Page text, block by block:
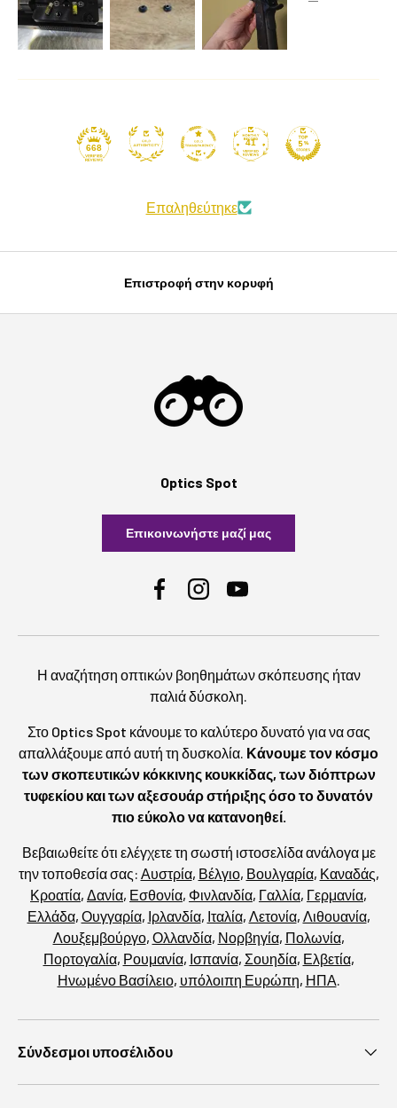
668
41
Επαληθεύτηκε
Επιστροφή στην κορυφή
Optics Spot
Επικοινωνήστε μαζί μας
FacebookInstagramYouTube
Η αναζήτηση οπτικών βοηθημάτων σκόπευσης ήταν
παλιά δύσκολη.
Στο Optics Spot κάνουμε το καλύτερο δυνατό για να σας
απαλλάξουμε από αυτή τη δυσκολία. Κάνουμε τον κόσμο
των σκοπευτικών κόκκινης κουκκίδας, των διόπτρων
τυφεκίου και των αξεσουάρ στήριξης όσο το δυνατόν
πιο εύκολο να κατανοηθεί.
Βεβαιωθείτε ότι ελέγχετε τη σωστή ιστοσελίδα ανάλογα με
την τοποθεσία σας: Αυστρία, Βέλγιο, Βουλγαρία, Καναδάς,
Κροατία, Δανία, Εσθονία, Φινλανδία, Γαλλία, Γερμανία,
Ελλάδα, Ουγγαρία, Ιρλανδία, Ιταλία, Λετονία, Λιθουανία,
Λουξεμβούργο, Ολλανδία, Νορβηγία, Πολωνία,
Πορτογαλία, Ρουμανία, Ισπανία, Σουηδία, Ελβετία,
Ηνωμένο Βασίλειο, υπόλοιπη Ευρώπη, ΗΠΑ
Σύνδεσμοι υποσέλιδου